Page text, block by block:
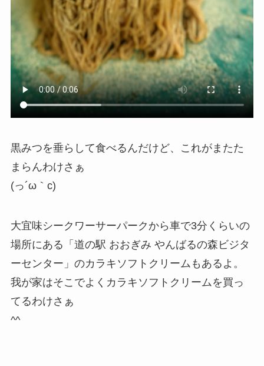
黒みつを垂らして食べるんだけど、これがまたた
まらんわけさぁ
(っ´ω｀c)
大宜味シークワーサーパークから車で3分くらいの
場所にある「道の駅 おおぎみ やんばるの森ビジタ
ーセンター」のカラキソフトクリームもあるよ。
我が家はそこでよくカラキソフトクリームを買っ
てるわけさぁ
^^